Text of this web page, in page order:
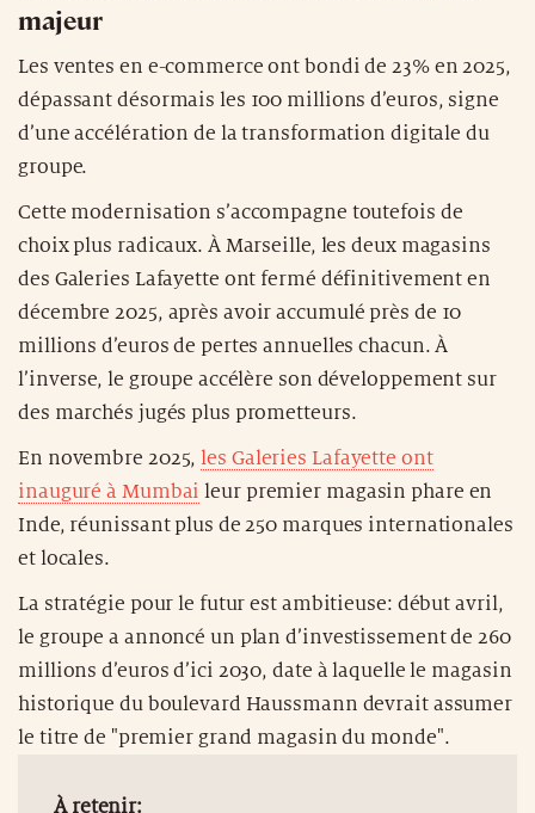
majeur
Les ventes en e-commerce ont bondi de 23% en 2025,
dépassant désormais les 100 millions d’euros, signe
d’une accélération de la transformation digitale du
groupe.
Cette modernisation s’accompagne toutefois de
choix plus radicaux. À Marseille, les deux magasins
des Galeries Lafayette ont fermé définitivement en
décembre 2025, après avoir accumulé près de 10
millions d’euros de pertes annuelles chacun. À
l’inverse, le groupe accélère son développement sur
des marchés jugés plus prometteurs.
En novembre 2025,les Galeries Lafayette ont
inauguré à Mumbai leur premier magasin phare en
Inde, réunissant plus de 250 marques internationales
et locales.
La stratégie pour le futur est ambitieuse: début avril,
le groupe a annoncé un plan d’investissement de 260
millions d’euros d’ici 2030, date à laquelle le magasin
historique du boulevard Haussmann devrait assumer
le titre de "premier grand magasin du monde".
À retenir: